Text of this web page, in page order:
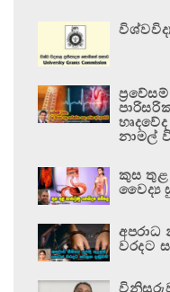
නාමල්
කුස
වෛද්‍ය
වරදට